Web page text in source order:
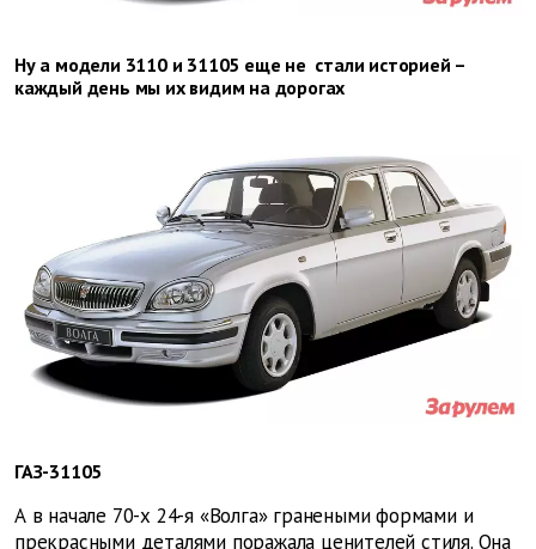
Ну а модели 3110 и 31105 еще не стали историей –
каждый день мы их видим на дорогах
ГАЗ-31105
А в начале 70-х 24-я «Волга» гранеными формами и
прекрасными деталями поражала ценителей стиля. Она